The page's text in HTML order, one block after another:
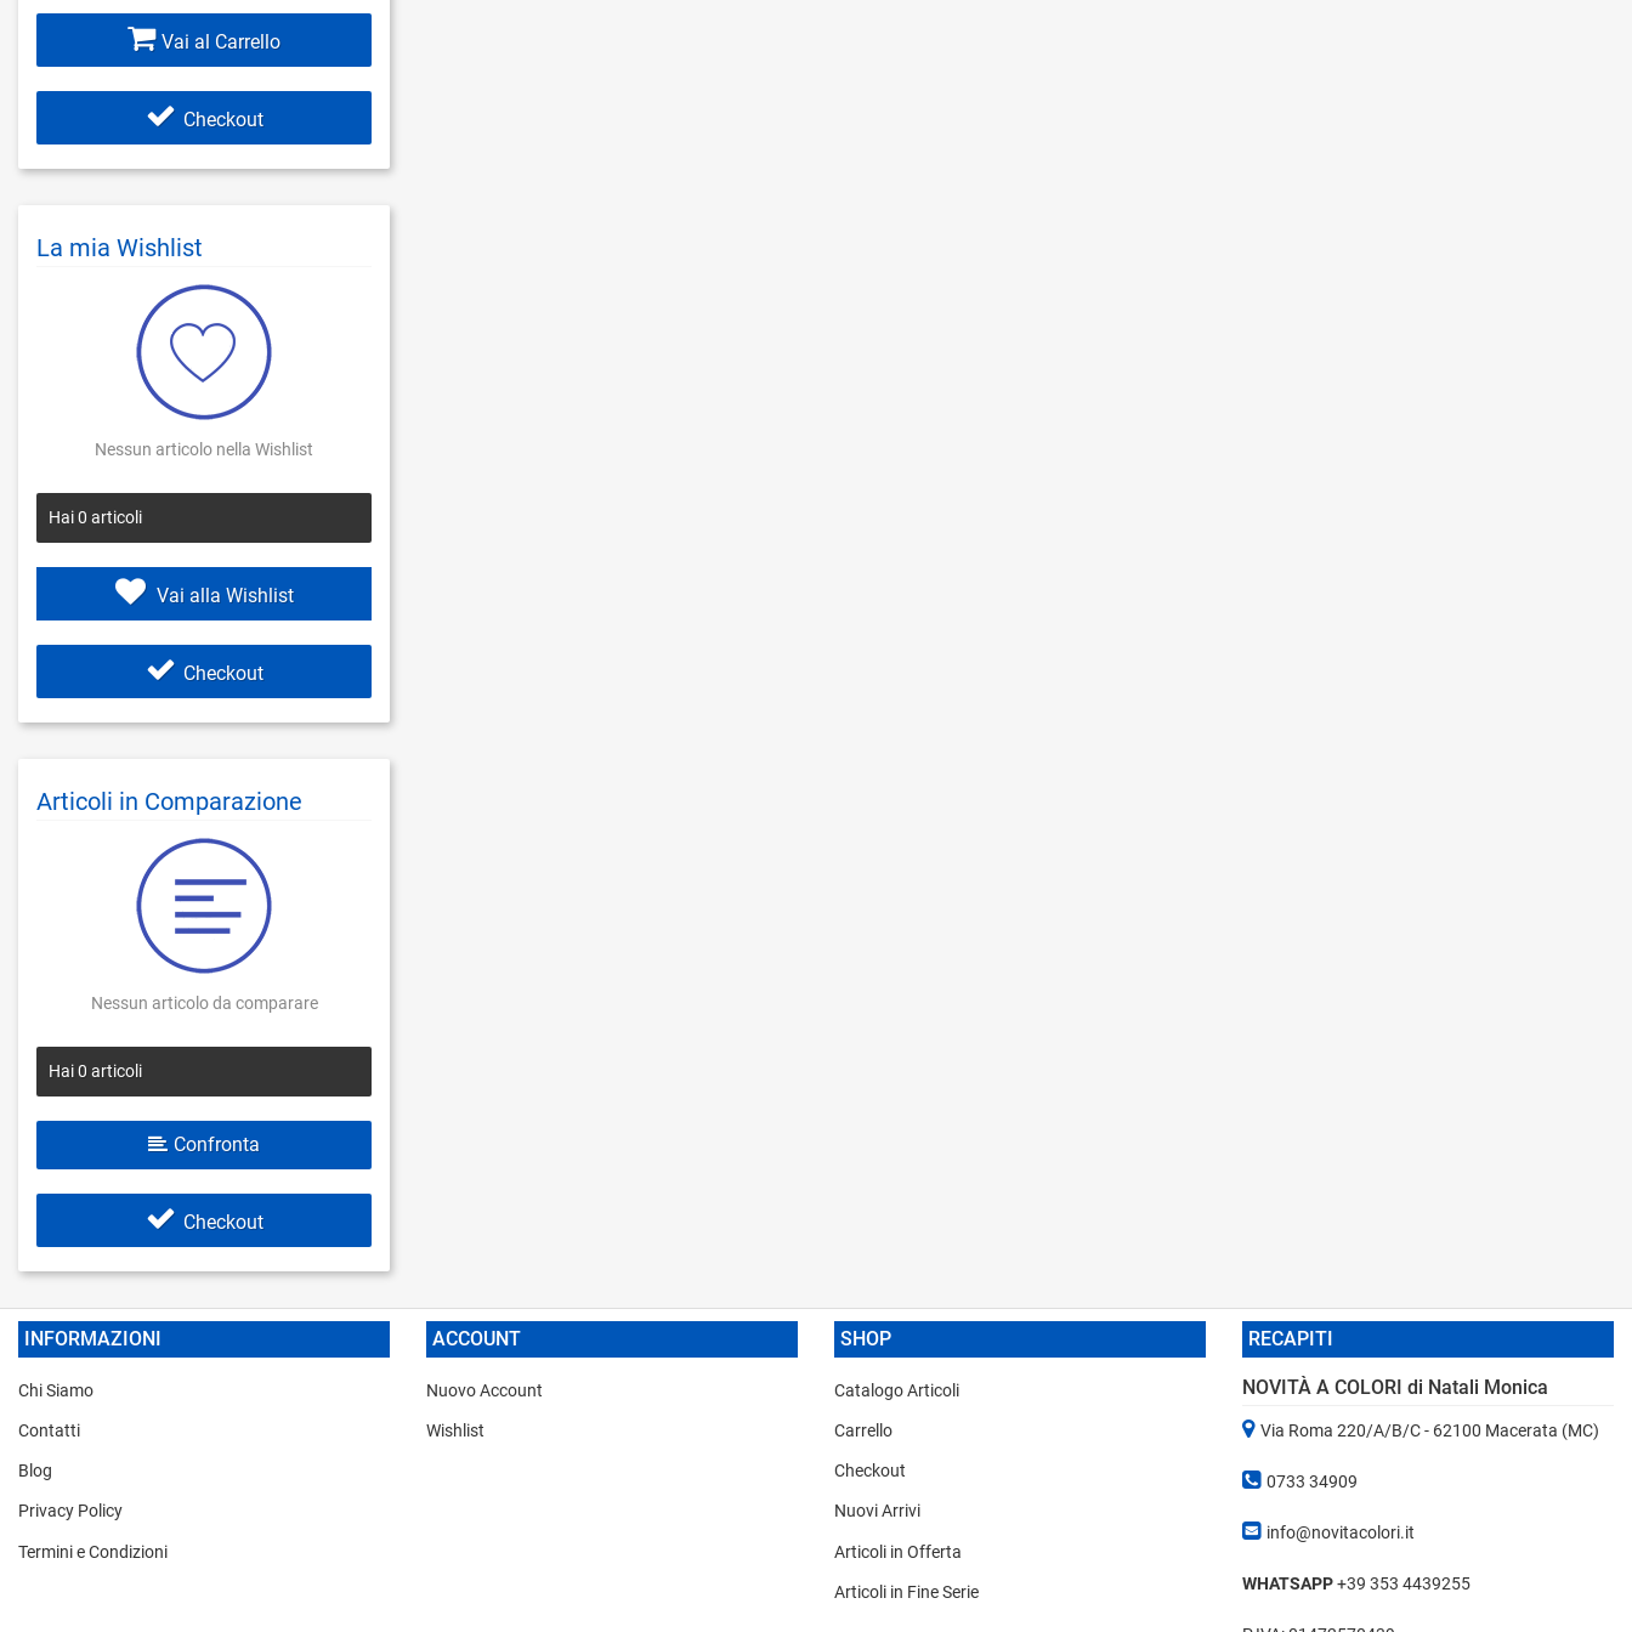
Vai al Carrello
Checkout
La mia Wishlist
Nessun articolo nella Wishlist
Hai0 articoli
Vai alla Wishlist
Checkout
Articoli in Comparazione
Nessun articolo da comparare
Hai0 articoli
Confronta
Checkout
INFORMAZIONI
Chi Siamo
Contatti
Blog
Privacy Policy
Termini e Condizioni
ACCOUNT
Nuovo Account
Wishlist
SHOP
Catalogo Articoli
Carrello
Checkout
Nuovi Arrivi
Articoli in Offerta
Articoli in Fine Serie
RECAPITI
NOVITÀ A COLORI di Natali Monica
Via Roma 220/A/B/C - 62100 Macerata (MC)
0733 34909
info@novitacolori.it
WHATSAPP+39 353 4439255